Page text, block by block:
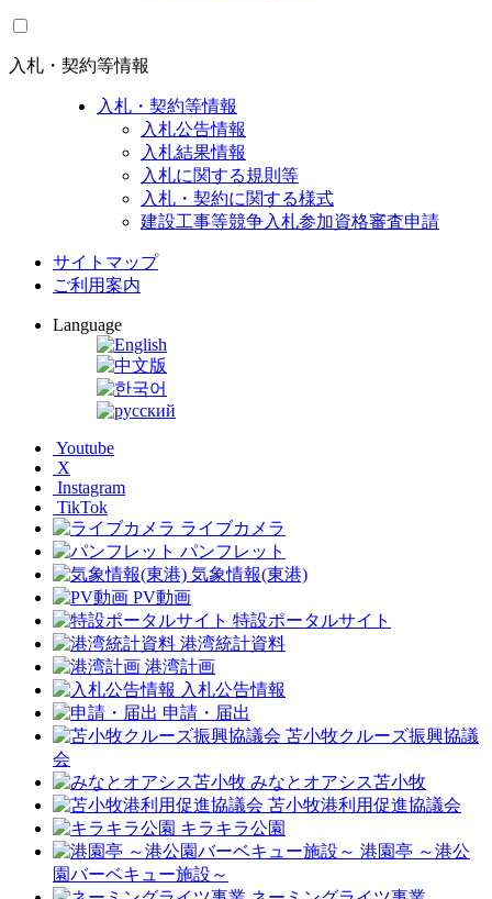
入札・契約等情報
入札・契約等情報
入札公告情報
入札結果情報
入札に関する規則等
入札・契約に関する様式
建設工事等競争入札参加資格審査申請
サイトマップ
ご利用案内
Language
Youtube
X
Instagram
TikTok
ライブカメラ
パンフレット
気象情報(東港)
PV動画
特設ポータルサイト
港湾統計資料
港湾計画
入札公告情報
申請・届出
苫小牧クルーズ振興協議
会
みなとオアシス苫小牧
苫小牧港利用促進協議会
キラキラ公園
港園亭 ～港公
園バーベキュー施設～